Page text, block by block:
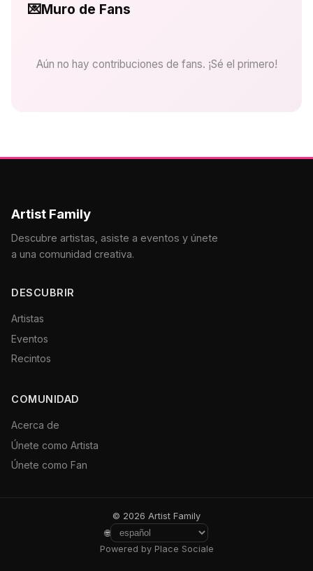
💌Muro de Fans
Aún no hay contribuciones de fans. ¡Sé el primero!
Artist Family
Descubre artistas, asiste a eventos y únete
a una comunidad creativa.
DESCUBRIR
Artistas
Eventos
Recintos
COMUNIDAD
Acerca de
Únete como Artista
Únete como Fan
© 2026 Artist Family
🌐
Powered by Place Sociale